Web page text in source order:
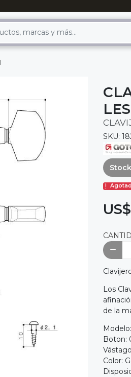
SKU:
Los
de la
Boton:
Color: